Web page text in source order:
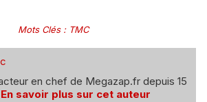
Mots Clés: TMC
en chef de Megazap.fr depuis 15
En savoir plus sur cet auteur